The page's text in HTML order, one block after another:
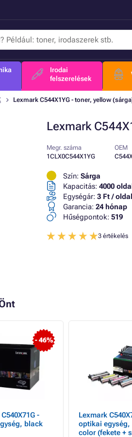
Irodai
felszerelések
Lexmark C544X1YG - toner, yellow
Lexmark
Megr. száma
1CLX0C544X1YG
OEM
Szín: Sárga
Kapacitás: 4000
Egységár: 3 Ft / oldal
Garancia: 24 hónap
Hűségpontok: 519
3 értékelés
- 46%
-
black
Lexmark
optikai egység,
color (fekete +